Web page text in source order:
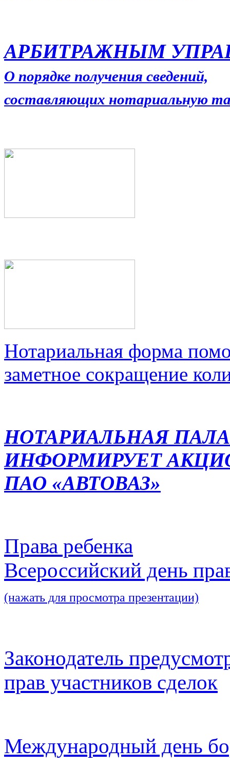
АРБИТРАЖНЫМ
О порядке получения сведений,
составляющих нотариальную
Нотариальная форма
заметное сокращение
НОТАРИАЛЬНАЯ
ИНФОРМИРУЕТ
ПАО «АВТОВАЗ»
Права ребенка
Всероссийский день
(нажать для просмотра презентации)
Законодатель
прав участников сделок
Международный день